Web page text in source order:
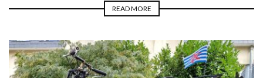
READ MORE